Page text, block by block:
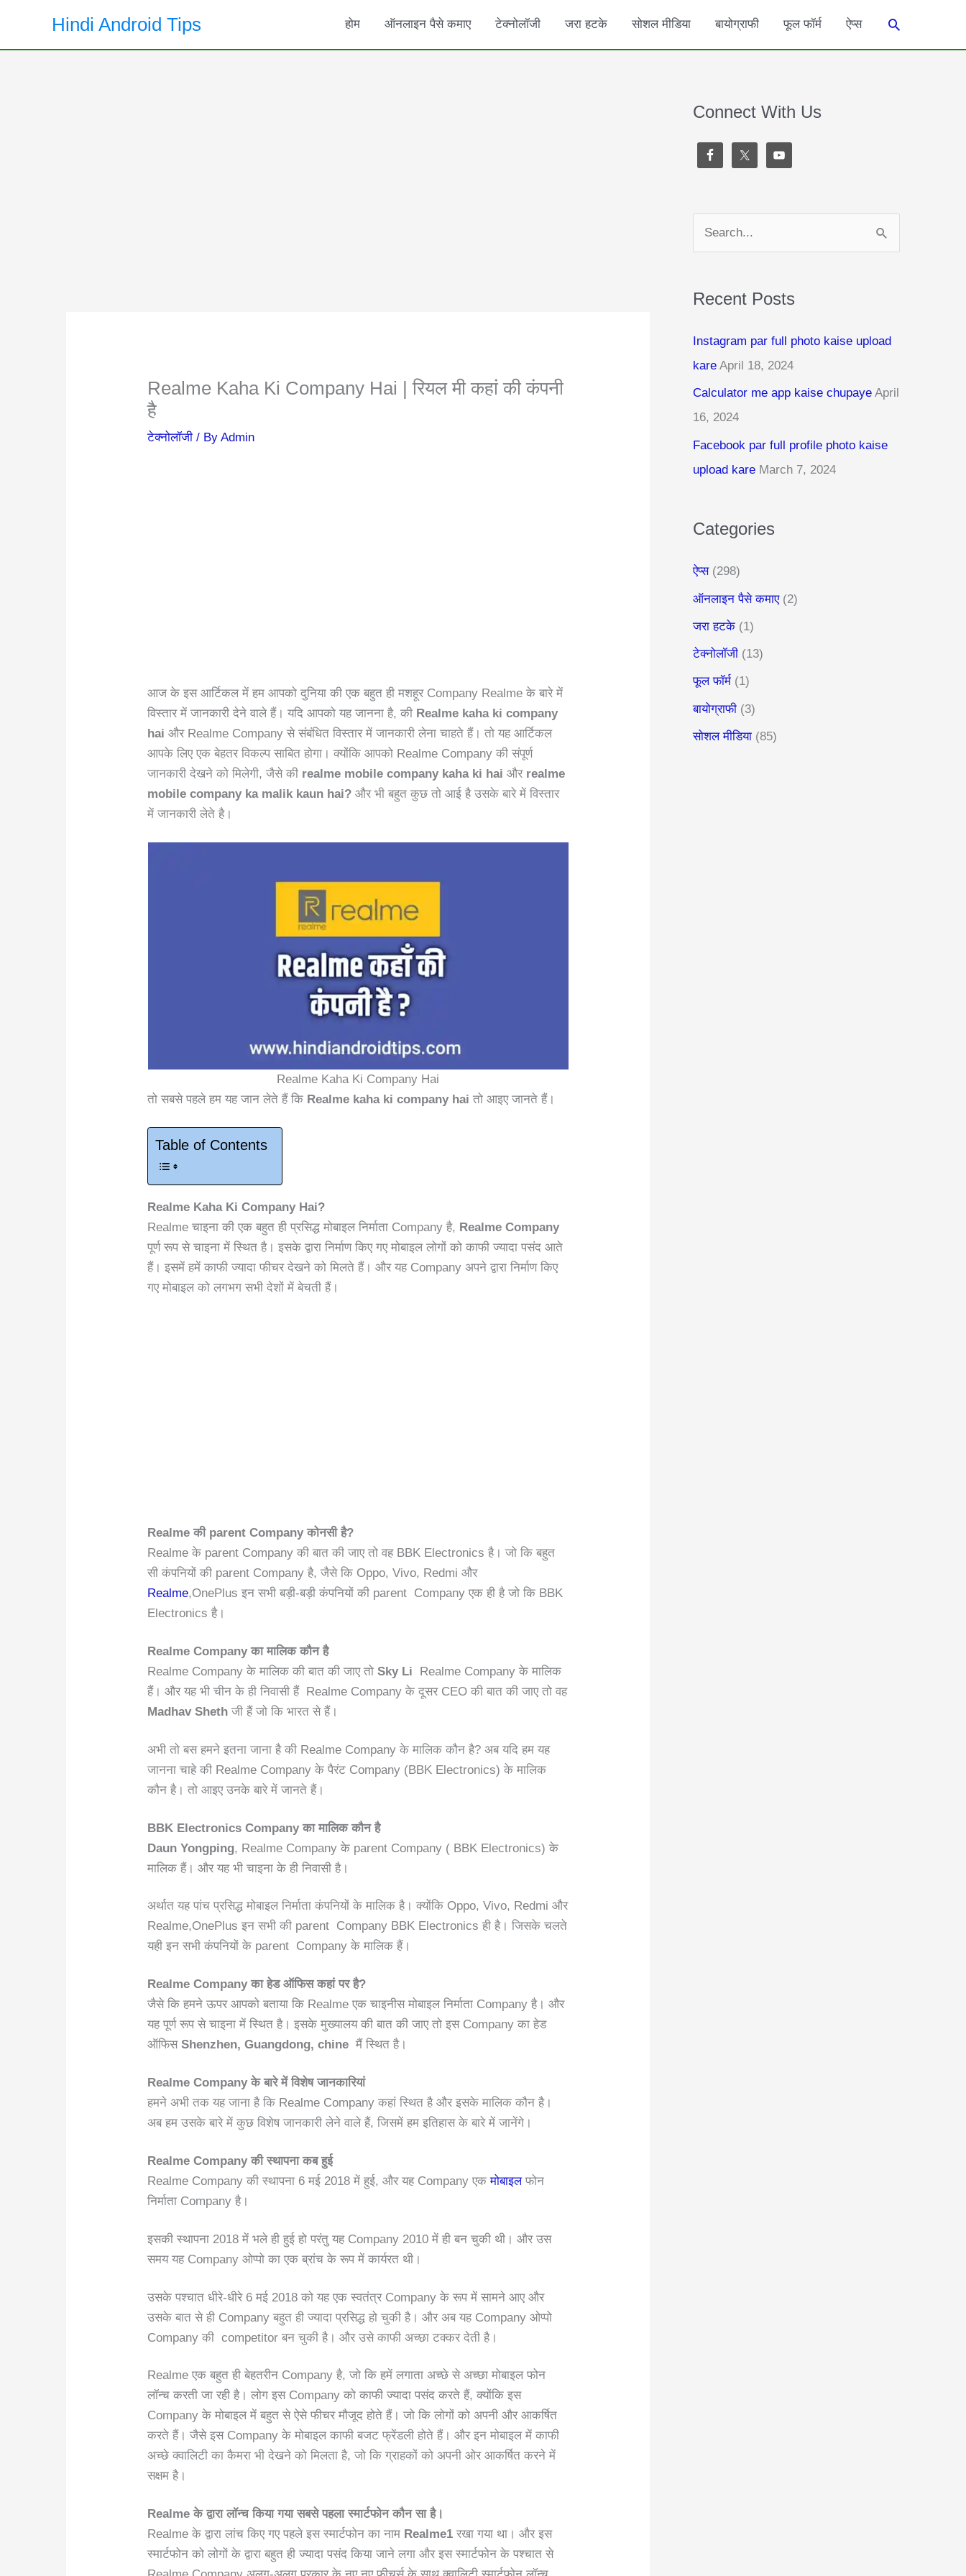
content
Hindi Android Tips होम ऑनलाइन पैसे कमाए टेक्नोलॉजी जरा हटके सोशल मीडिया बायोग्राफी फूल फॉर्म ऐप्स Search
Realme Kaha Ki Company Hai | रियल मी कहां की कंपनी
है
टेक्नोलॉजी / ByAdmin
आज के इस आर्टिकल में हम आपको दुनिया की एक बहुत ही मशहूर Company Realme के बारे में
विस्तार में जानकारी देने वाले हैं। यदि आपको यह जानना है, की Realme kaha ki company
haiऔर Realme Company से संबंधित विस्तार में जानकारी लेना चाहते हैं। तो यह आर्टिकल
आपके लिए एक बेहतर विकल्प साबित होगा। क्योंकि आपको Realme Company की संपूर्ण
जानकारी देखने को मिलेगी, जैसे की realme mobile company kaha ki hai और realme
mobile company ka malik kaun hai? और भी बहुत कुछ तो आई है उसके बारे में विस्तार
में जानकारी लेते है।
Realme Kaha Ki Company Hai
तो सबसे पहले हम यह जान लेते हैं कि Realme kaha ki company hai तो आइए जानते हैं।
Table of Contents
Realme Kaha Ki Company Hai?
Realme चाइना की एक बहुत ही प्रसिद्ध मोबाइल निर्माता Company है, Realme Company
पूर्ण रूप से चाइना में स्थित है। इसके द्वारा निर्माण किए गए मोबाइल लोगों को काफी ज्यादा पसंद आते
हैं। इसमें हमें काफी ज्यादा फीचर देखने को मिलते हैं। और यह Company अपने द्वारा निर्माण किए
गए मोबाइल को लगभग सभी देशों में बेचती हैं।
Realme की parent Company कोनसी है?
Realme के parent Company की बात की जाए तो वह BBK Electronics है। जो कि बहुत
सी कंपनियों की parent Company है, जैसे कि Oppo, Vivo, Redmi और
Realme,OnePlus इन सभी बड़ी-बड़ी कंपनियों की parent Company एक ही है जो कि BBK
Electronics है।
Realme Company का मालिक कौन है
Realme Company के मालिक की बात की जाए तोSky Li Realme Company के मालिक
हैं। और यह भी चीन के ही निवासी हैं Realme Company के दूसर CEO की बात की जाए तो वह
Madhav Shethजी हैं जो कि भारत से हैं।
अभी तो बस हमने इतना जाना है की Realme Company के मालिक कौन है? अब यदि हम यह
जानना चाहे की Realme Company के पैरंट Company (BBK Electronics) के मालिक
कौन है। तो आइए उनके बारे में जानते हैं।
BBK Electronics Companyका मालिक कौन है
Daun Yongping, Realme Company के parent Company ( BBK Electronics) के
मालिक हैं। और यह भी चाइना के ही निवासी है।
अर्थात यह पांच प्रसिद्ध मोबाइल निर्माता कंपनियों के मालिक है। क्योंकि Oppo, Vivo, Redmi और
Realme,OnePlus इन सभी की parent Company BBK Electronics ही है। जिसके चलते
यही इन सभी कंपनियों के parent Company के मालिक हैं।
Realme Companyका हेड ऑफिस कहां पर है?
जैसे कि हमने ऊपर आपको बताया कि Realme एक चाइनीस मोबाइल निर्माता Company है। और
यह पूर्ण रूप से चाइना में स्थित है। इसके मुख्यालय की बात की जाए तो इस Company का हेड
ऑफिसShenzhen, Guangdong, chineमैं स्थित है।
Realme Companyके बारे में विशेष जानकारियां
हमने अभी तक यह जाना है कि Realme Company कहां स्थित है और इसके मालिक कौन है।
अब हम उसके बारे में कुछ विशेष जानकारी लेने वाले हैं, जिसमें हम इतिहास के बारे में जानेंगे।
Realme Companyकी स्थापना कब हुई
Realme Company की स्थापना 6 मई 2018 में हुई, और यह Company एकमोबाइलफोन
निर्माता Company है।
इसकी स्थापना 2018 में भले ही हुई हो परंतु यह Company 2010 में ही बन चुकी थी। और उस
समय यह Company ओप्पो का एक ब्रांच के रूप में कार्यरत थी।
उसके पश्चात धीरे-धीरे 6 मई 2018 को यह एक स्वतंत्र Company के रूप में सामने आए और
उसके बात से ही Company बहुत ही ज्यादा प्रसिद्ध हो चुकी है। और अब यह Company ओप्पो
Company की competitor बन चुकी है। और उसे काफी अच्छा टक्कर देती है।
Realme एक बहुत ही बेहतरीन Company है, जो कि हमें लगाता अच्छे से अच्छा मोबाइल फोन
लॉन्च करती जा रही है। लोग इस Company को काफी ज्यादा पसंद करते हैं, क्योंकि इस
Company के मोबाइल में बहुत से ऐसे फीचर मौजूद होते हैं। जो कि लोगों को अपनी और आकर्षित
करते हैं। जैसे इस Company के मोबाइल काफी बजट फ्रेंडली होते हैं। और इन मोबाइल में काफी
अच्छे क्वालिटी का कैमरा भी देखने को मिलता है, जो कि ग्राहकों को अपनी ओर आकर्षित करने में
सक्षम है।
Realmeके द्वारा लॉन्च किया गया सबसे पहला स्मार्टफोन कौन सा है।
Realme के द्वारा लांच किए गए पहले इस स्मार्टफोन का नाम Realme1 रखा गया था। और इस
स्मार्टफोन को लोगों के द्वारा बहुत ही ज्यादा पसंद किया जाने लगा और इस स्मार्टफोन के पश्चात से
Connect With Us
e
r
h
f
o
r
:
Recent Posts
Instagram par full photo kaise upload
kare April 18, 2024
Calculator me app kaise chupaye April
16, 2024
Facebook par full profile photo kaise
upload kare March 7, 2024
Categories
ऐप्स(298)
ऑनलाइन पैसे कमाए(2)
जरा हटके (1)
टेक्नोलॉजी (13)
फूल फॉर्म (1)
बायोग्राफी (3)
सोशल मीडिया (85)